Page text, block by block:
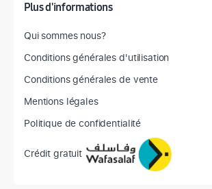
Plus d'informations
Qui sommes nous?
Conditions générales d'utilisation
Conditions générales de vente
Mentions légales
Politique de confidentialité
Crédit gratuit